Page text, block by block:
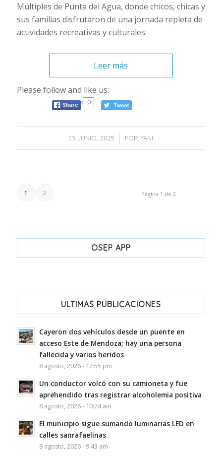
Múltiples de Punta del Agua, donde chicos, chicas y
sus familias disfrutaron de una jornada repleta de
actividades recreativas y culturales.
Leer más
Please follow and like us:
0
23 JUNIO, 2025
/ PORYANI
Página 1 de 2
1 2
OSEP APP
ULTIMAS PUBLICACIONES
Cayeron dos vehículos desde un puente en
acceso Este de Mendoza; hay una persona
fallecida y varios heridos
8 agosto, 2026 - 12:55 pm
Un conductor volcó con su camioneta y fue
aprehendido tras registrar alcoholemia positiva
8 agosto, 2026 - 10:24 am
El municipio sigue sumando luminarias LED en
calles sanrafaelinas
8 agosto, 2026 - 9:43 am